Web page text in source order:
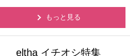
もっと見る